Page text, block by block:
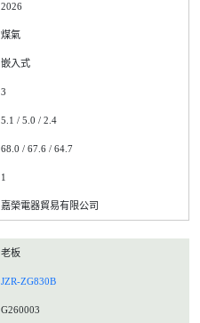
2026
煤氣
嵌入式
3
5.1 / 5.0 / 2.4
68.0 / 67.6 / 64.7
1
嘉榮電器貿易有限公司
老板
JZR-ZG830B
G260003